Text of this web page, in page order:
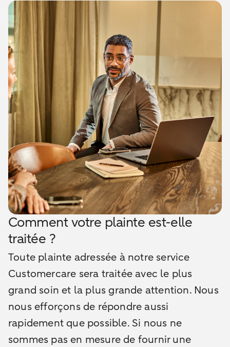
Comment votre plainte est-elle
traitée ?
Toute plainte adressée à notre service
Customercare sera traitée avec le plus
grand soin et la plus grande attention. Nous
nous efforçons de répondre aussi
rapidement que possible. Si nous ne
sommes pas en mesure de fournir une